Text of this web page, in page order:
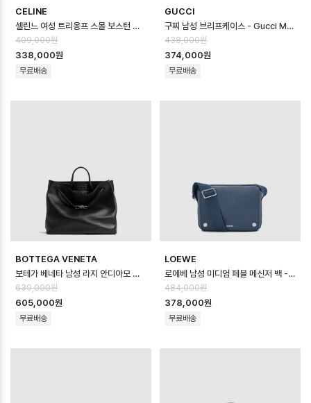
CELINE
셀린느 여성 트리옹프 스몰 보스턴 백 - Celine Womens Triomphe Smal…
409,000원
338,000원
무료배송
GUCCI
구찌 남성 브리프케이스 - Gucci Mens Briefcase - gub12615x
438,000원
374,000원
무료배송
BOTTEGA VENETA
보테가 베네타 남성 라지 안디아모 메신저 백 - Bottega veneta Mens Lar…
639,000원
605,000원
무료배송
LOEWE
로에베 남성 미디엄 페블 메신저 백 - Loewe Mens Medium Pebble Mes…
484,000원
378,000원
무료배송